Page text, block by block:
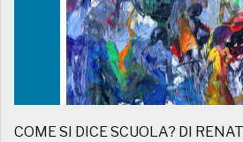
COME SI DICE SCUOLA? DI